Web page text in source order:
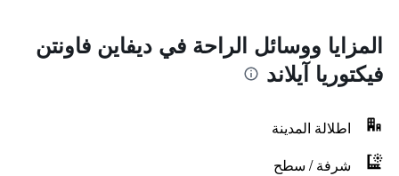
المزايا ووسائل الراحة في ديفاين فاونتن
فيكتوريا آيلاند
اطلالة المدينة
شرفة / سطح